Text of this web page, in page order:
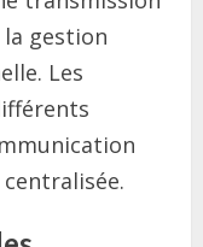
gestion
Les